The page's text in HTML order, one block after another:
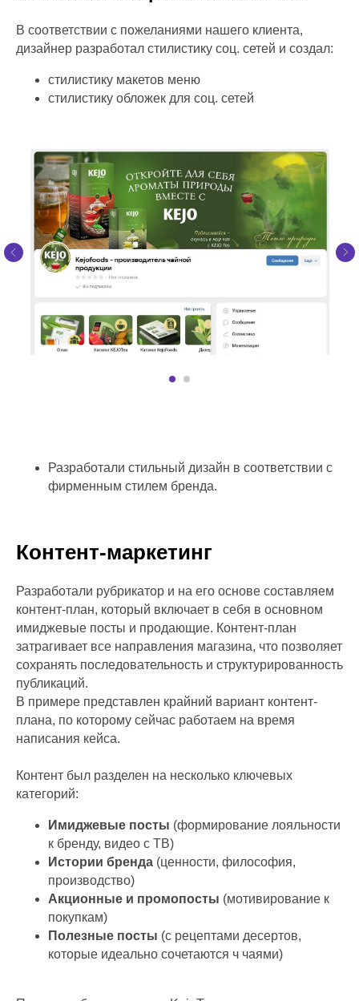
В соответствии с пожеланиями нашего клиента,
дизайнер разработал стилистику соц. сетей и создал:
стилистику макетов меню
стилистику обложек для соц. сетей
Разработали стильный дизайн в соответствии c
фирменным стилем бренда.
Контент-маркетинг
Разработали рубрикатор и на его основе составляем
контент-план, который включает в себя в основном
имиджевые посты и продающие. Контент-план
затрагивает все направления магазина, что позволяет
сохранять последовательность и структурированность
публикаций.
В примере представлен крайний вариант контент-
плана, по которому сейчас работаем на время
написания кейса.
Контент был разделен на несколько ключевых
категорий:
Имиджевые посты (формирование лояльности
к бренду, видео с ТВ)
Истории бренда (ценности, философия,
производство)
Акционные и промопосты (мотивирование к
покупкам)
Полезные посты (с рецептами десертов,
которые идеально сочетаются ч чаями)